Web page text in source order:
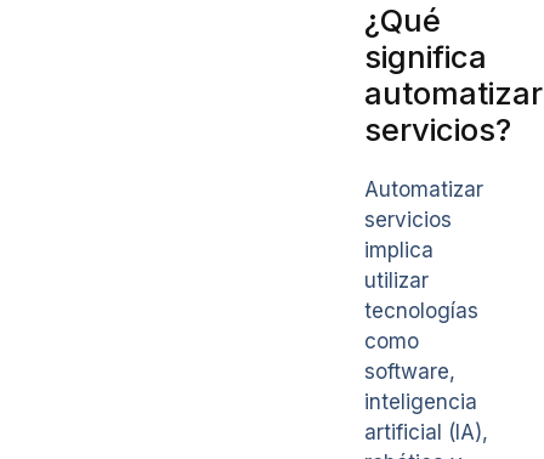
¿Qué
significa
automatizar
servicios?
Automatizar
servicios
implica
utilizar
tecnologías
como
software,
inteligencia
artificial (IA),